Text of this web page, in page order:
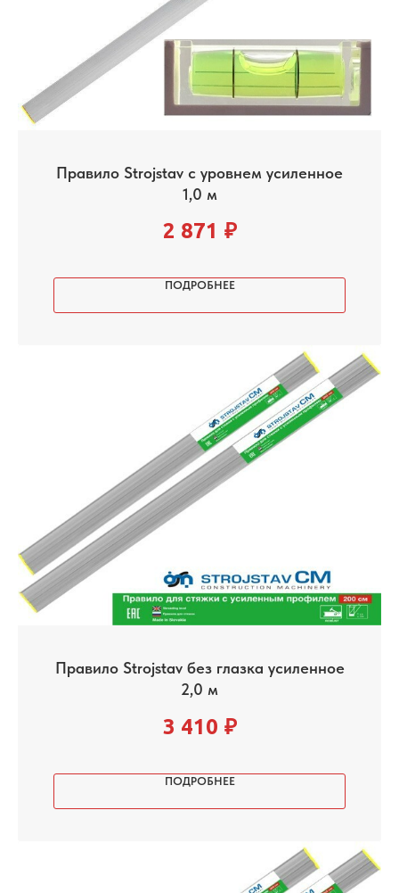
Правило Strojstav с уровнем усиленное
1,0 м
2 871 ₽
ПОДРОБНЕЕ
Правило Strojstav без глазка усиленное
2,0 м
3 410 ₽
ПОДРОБНЕЕ